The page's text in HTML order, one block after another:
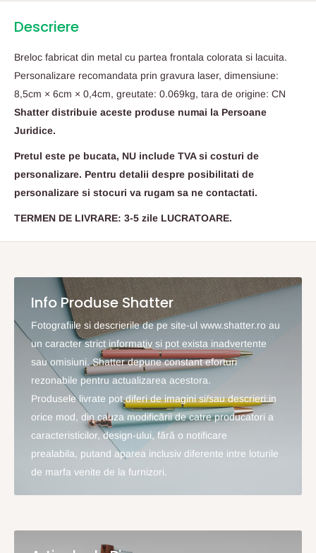
Descriere
Breloc fabricat din metal cu partea frontala colorata si lacuita.
Personalizare recomandata prin gravura laser, dimensiune:
8,5cm × 6cm × 0,4cm, greutate: 0.069kg, tara de origine: CN
Shatter distribuie aceste produse numai la Persoane
Juridice.
Pretul este pe bucata, NU include TVA si costuri de
personalizare. Pentru detalii despre posibilitati de
personalizare si stocuri va rugam sa ne contactati.
TERMEN DE LIVRARE: 3-5 zile LUCRATOARE.
Info Produse Shatter
Fotografiile si descrierile de pe site-ul www.shatter.ro au
un caracter strict informativ si pot exista inadvertente
sau omisiuni. Shatter depune constant eforturi
rezonabile pentru actualizarea acestora.
Produsele livrate pot diferi de imagini si/sau descrieri in
orice mod, din cauza modificării de catre producatori a
caracteristicilor, design-ului, fără o notificare
prealabila, putand aparea inclusiv diferente intre loturile
de marfa venite de la furnizori.